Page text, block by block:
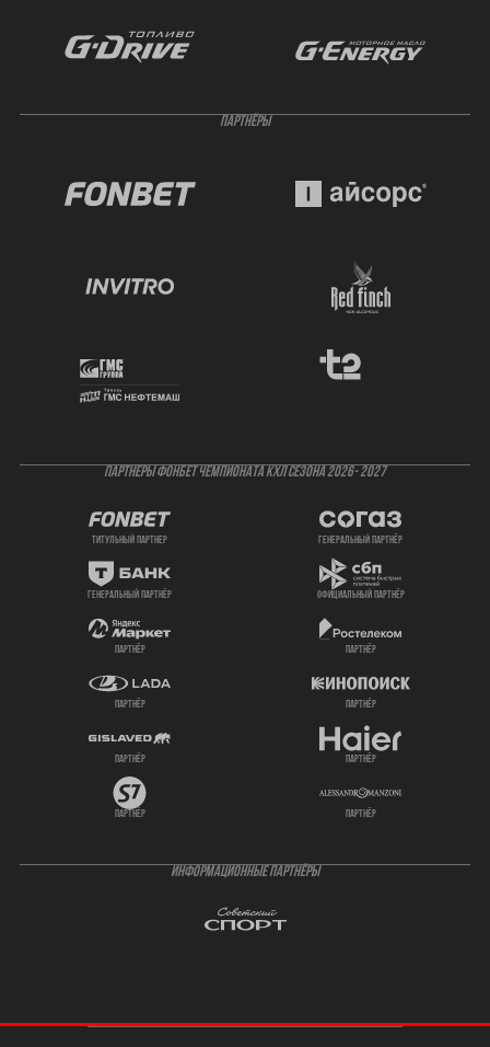
ПАРТНЁРЫ
ПАРТНЕРЫ ФОНБЕТ ЧЕМПИОНАТА КХЛ СЕЗОНА 2026- 2027
титульный партнер генеральный партнёр
генеральный партнёр официальный партнёр
партнёр партнёр
партнёр партнёр
партнёр партнёр
партнёр партнёр
ИНФОРМАЦИОННЫЕ ПАРТНЁРЫ